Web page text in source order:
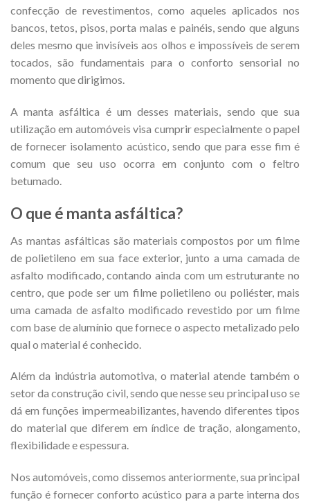
confecção de revestimentos, como aqueles aplicados nos
bancos, tetos, pisos, porta malas e painéis, sendo que alguns
deles mesmo que invisíveis aos olhos e impossíveis de serem
tocados, são fundamentais para o conforto sensorial no
momento que dirigimos.
A manta asfáltica é um desses materiais, sendo que sua
utilização em automóveis visa cumprir especialmente o papel
de fornecer isolamento acústico, sendo que para esse fim é
comum que seu uso ocorra em conjunto com o feltro
betumado.
O que é manta asfáltica?
As mantas asfálticas são materiais compostos por um filme
de polietileno em sua face exterior, junto a uma camada de
asfalto modificado, contando ainda com um estruturante no
centro, que pode ser um filme polietileno ou poliéster, mais
uma camada de asfalto modificado revestido por um filme
com base de alumínio que fornece o aspecto metalizado pelo
qual o material é conhecido.
Além da indústria automotiva, o material atende também o
setor da construção civil, sendo que nesse seu principal uso se
dá em funções impermeabilizantes, havendo diferentes tipos
do material que diferem em índice de tração, alongamento,
flexibilidade e espessura.
Nos automóveis, como dissemos anteriormente, sua principal
função é fornecer conforto acústico para a parte interna dos